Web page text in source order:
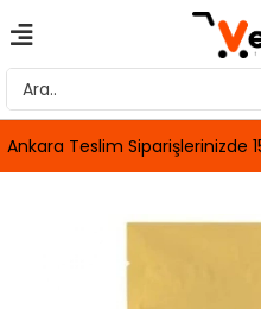
Ankara Teslim Siparişlerinizde